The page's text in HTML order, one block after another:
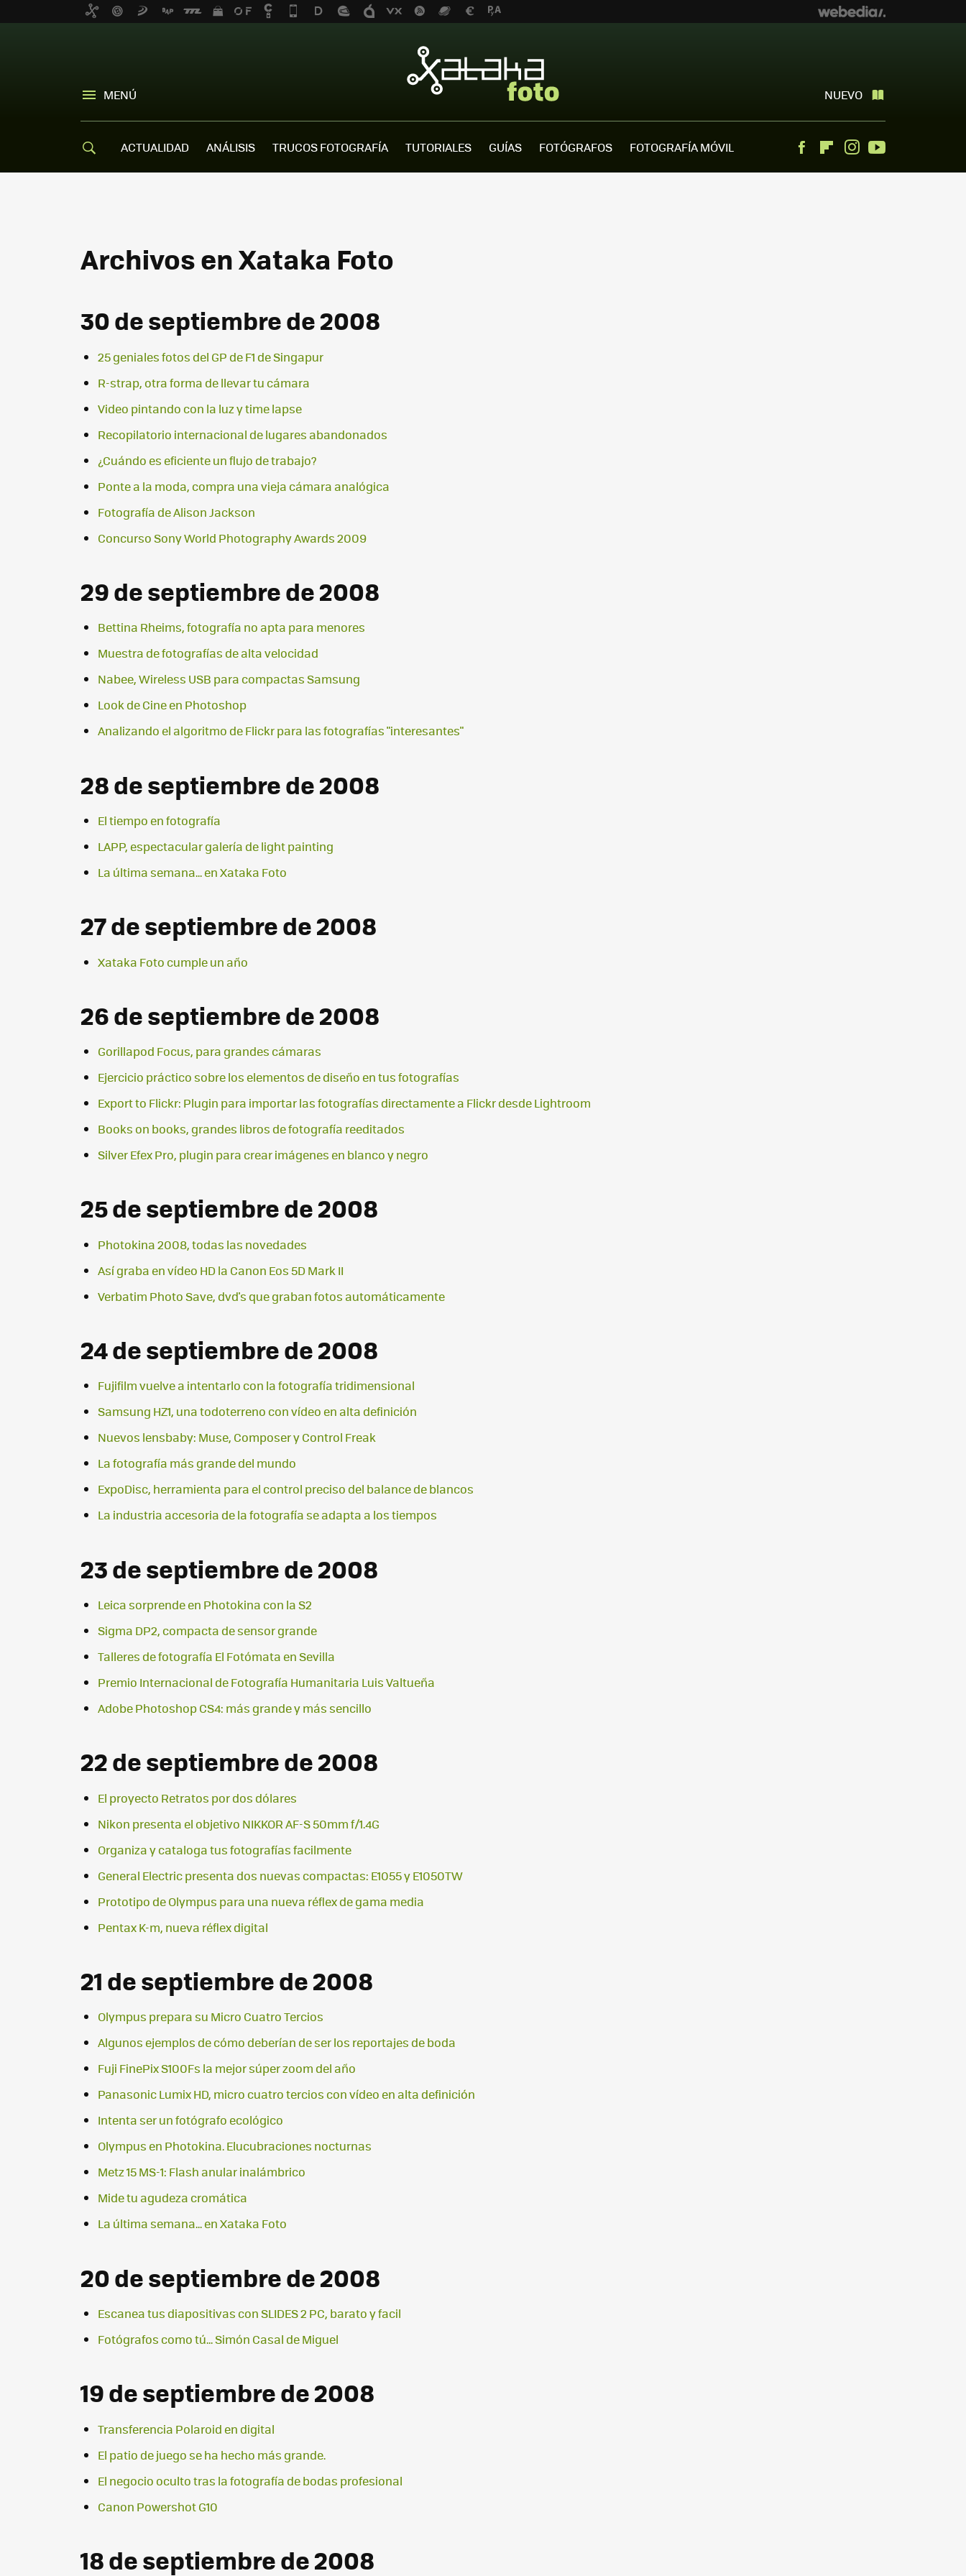
MENÚ NUEVO
ACTUALIDAD ANÁLISIS TRUCOS FOTOGRAFÍA TUTORIALES GUÍAS FOTÓGRAFOS FOTOGRAFÍA MÓVIL FacebookFlipboardInstagram
Archivos en Xataka Foto
30 de septiembre de 2008
25 geniales fotos del GP de F1 de Singapur
R-strap, otra forma de llevar tu cámara
Video pintando con la luz y time lapse
Recopilatorio internacional de lugares abandonados
¿Cuándo es eficiente un flujo de trabajo?
Ponte a la moda, compra una vieja cámara analógica
Fotografía de Alison Jackson
Concurso Sony World Photography Awards 2009
29 de septiembre de 2008
Bettina Rheims, fotografía no apta para menores
Muestra de fotografías de alta velocidad
Nabee, Wireless USB para compactas Samsung
Look de Cine en Photoshop
Analizando el algoritmo de Flickr para las fotografías "interesantes"
28 de septiembre de 2008
El tiempo en fotografía
LAPP, espectacular galería de light painting
La última semana... en Xataka Foto
27 de septiembre de 2008
Xataka Foto cumple un año
26 de septiembre de 2008
Gorillapod Focus, para grandes cámaras
Ejercicio práctico sobre los elementos de diseño en tus fotografías
Export to Flickr: Plugin para importar las fotografías directamente a Flickr desde Lightroom
Books on books, grandes libros de fotografía reeditados
Silver Efex Pro, plugin para crear imágenes en blanco y negro
25 de septiembre de 2008
Photokina 2008, todas las novedades
Así graba en vídeo HD la Canon Eos 5D Mark II
Verbatim Photo Save, dvd's que graban fotos automáticamente
24 de septiembre de 2008
Fujifilm vuelve a intentarlo con la fotografía tridimensional
Samsung HZ1, una todoterreno con vídeo en alta definición
Nuevos lensbaby: Muse, Composer y Control Freak
La fotografía más grande del mundo
ExpoDisc, herramienta para el control preciso del balance de blancos
La industria accesoria de la fotografía se adapta a los tiempos
23 de septiembre de 2008
Leica sorprende en Photokina con la S2
Sigma DP2, compacta de sensor grande
Talleres de fotografía El Fotómata en Sevilla
Premio Internacional de Fotografía Humanitaria Luis Valtueña
Adobe Photoshop CS4: más grande y más sencillo
22 de septiembre de 2008
El proyecto Retratos por dos dólares
Nikon presenta el objetivo NIKKOR AF-S 50mm f/1.4G
Organiza y cataloga tus fotografías facilmente
General Electric presenta dos nuevas compactas: E1055 y E1050TW
Prototipo de Olympus para una nueva réflex de gama media
Pentax K-m, nueva réflex digital
21 de septiembre de 2008
Olympus prepara su Micro Cuatro Tercios
Algunos ejemplos de cómo deberían de ser los reportajes de boda
Fuji FinePix S100Fs la mejor súper zoom del año
Panasonic Lumix HD, micro cuatro tercios con vídeo en alta definición
Intenta ser un fotógrafo ecológico
Olympus en Photokina. Elucubraciones nocturnas
Metz 15 MS-1: Flash anular inalámbrico
Mide tu agudeza cromática
La última semana... en Xataka Foto
20 de septiembre de 2008
Escanea tus diapositivas con SLIDES 2 PC, barato y facil
Fotógrafos como tú... Simón Casal de Miguel
19 de septiembre de 2008
Transferencia Polaroid en digital
El patio de juego se ha hecho más grande.
El negocio oculto tras la fotografía de bodas profesional
Canon Powershot G10
18 de septiembre de 2008